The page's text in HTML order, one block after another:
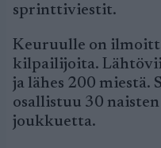
sprinttiviestit.
Keuruulle on
kilpailijoita.
ja lähes 200
osallistuu 30
joukkuetta.